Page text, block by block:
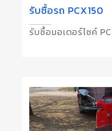
รับซื้อรถ PCX150
รับซื้อมอเตอร์ไซค์